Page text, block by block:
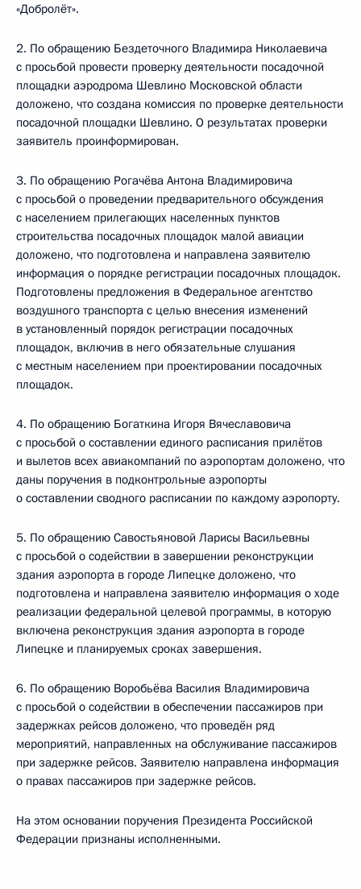
«Добролёт».
2. По обращению Бездеточного Владимира Николаевича
с просьбой провести проверку деятельности посадочной
площадки аэродрома Шевлино Московской области
доложено, что создана комиссия по проверке деятельности
посадочной площадки Шевлино. О результатах проверки
заявитель проинформирован.
3. По обращению Рогачёва Антона Владимировича
с просьбой о проведении предварительного обсуждения
с населением прилегающих населенных пунктов
строительства посадочных площадок малой авиации
доложено, что подготовлена и направлена заявителю
информация о порядке регистрации посадочных площадок.
Подготовлены предложения в Федеральное агентство
воздушного транспорта с целью внесения изменений
в установленный порядок регистрации посадочных
площадок, включив в него обязательные слушания
с местным населением при проектировании посадочных
площадок.
4. По обращению Богаткина Игоря Вячеславовича
с просьбой о составлении единого расписания прилётов
и вылетов всех авиакомпаний по аэропортам доложено, что
даны поручения в подконтрольные аэропорты
о составлении сводного расписании по каждому аэропорту.
5. По обращению Савостьяновой Ларисы Васильевны
с просьбой о содействии в завершении реконструкции
здания аэропорта в городе Липецке доложено, что
подготовлена и направлена заявителю информация о ходе
реализации федеральной целевой программы, в которую
включена реконструкция здания аэропорта в городе
Липецке и планируемых сроках завершения.
6. По обращению Воробьёва Василия Владимировича
с просьбой о содействии в обеспечении пассажиров при
задержках рейсов доложено, что проведён ряд
мероприятий, направленных на обслуживание пассажиров
при задержке рейсов. Заявителю направлена информация
о правах пассажиров при задержке рейсов.
На этом основании поручения Президента Российской
Федерации признаны исполненными.